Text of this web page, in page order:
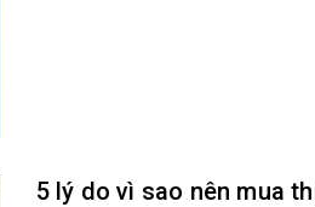
5 lý do vì sao nên mua